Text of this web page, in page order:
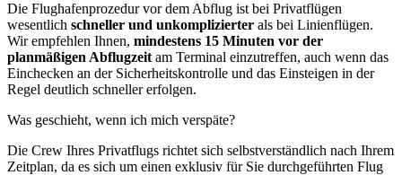
Die Flughafenprozedur vor dem Abflug ist bei Privatflügen
wesentlich schneller und unkomplizierter als bei Linienflügen.
Wir empfehlen Ihnen, mindestens 15 Minuten vor der
planmäßigen Abflugzeit am Terminal einzutreffen, auch wenn das
Einchecken an der Sicherheitskontrolle und das Einsteigen in der
Regel deutlich schneller erfolgen.
Was geschieht, wenn ich mich verspäte?
Die Crew Ihres Privatflugs richtet sich selbstverständlich nach Ihrem
Zeitplan, da es sich um einen exklusiv für Sie durchgeführten Flug